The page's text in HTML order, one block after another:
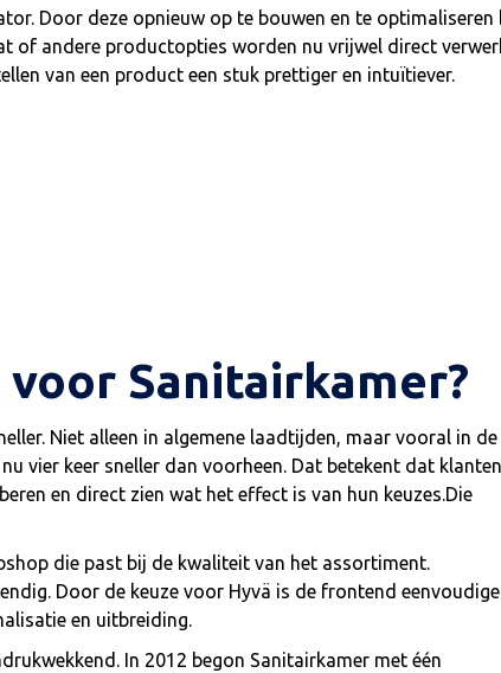
Door deze opnieuw op te bouwen en te
of andere productopties worden nu vrijwel direct
van een product een stuk prettiger en intuïtiever.
Sanitairkamer?
Niet alleen in algemene laadtijden, maar vooral in de
vier keer sneller dan voorheen. Dat betekent dat klanten
en direct zien wat het effect is van hun keuzes.Die
die past bij de kwaliteit van het assortiment.
Door de keuze voor Hyvä is de frontend
en uitbreiding.
In 2012 begon Sanitairkamer met één